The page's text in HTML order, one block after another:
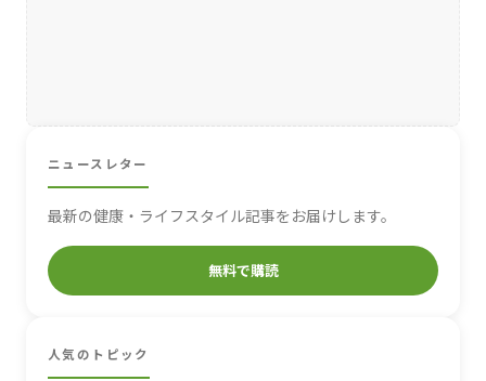
ニュースレター
最新の健康・ライフスタイル記事をお届けします。
無料で購読
人気のトピック